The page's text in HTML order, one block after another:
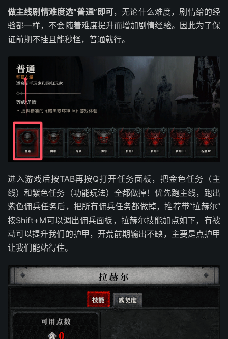
做主线剧情难度选“普通”即可，无论什么难度，剧情给的经
验都一样，不会随着难度提升而增加剧情经验。因此为了保
证前期不挂且能秒怪，普通就行。
进入游戏后按TAB再按Q打开任务面板，把金色任务（主
线）和紫色任务（功能玩法）全都做掉！优先跑主线，跑出
紫色佣兵任务后，把所有佣兵任务都做掉，推荐带“拉赫尔”
按Shift+M可以调出佣兵面板，拉赫尔技能加点如下，有被
动可以提升我们的护甲，开荒前期输出不缺，主要是点护甲
让我们能站得住。